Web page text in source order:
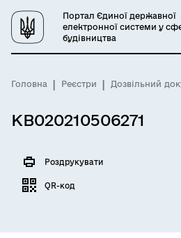
Портал Єдиної державної
електронної системи у
будівництва
Головна Реєстри Дозвільний
КВ020210506271
Роздрукувати
QR-код